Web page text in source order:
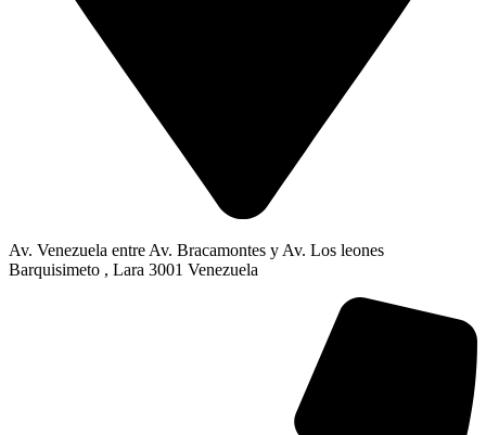
Av. Venezuela entre Av. Bracamontes y Av. Los leones
Barquisimeto , Lara 3001 Venezuela